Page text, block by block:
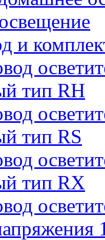
и
тип RH
тип RS
тип RX